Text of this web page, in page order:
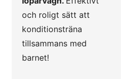
och roligt sätt att
konditionsträna
tillsammans med
barnet!